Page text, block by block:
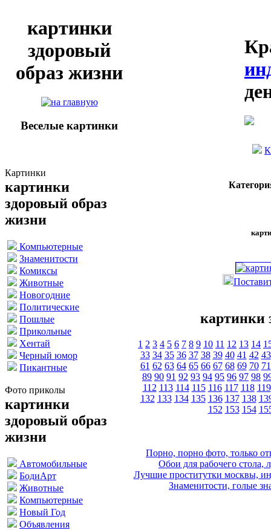
картинки
здоровый
образ жизни
Веселые картинки
Картинки
картинки
здоровый образ
жизни
Компьютерные
Знаменитости
Комиксы
Животные
Новогодние
Политические
Пошлые
Прикольные
Хентай
Черный юмор
Пикантные
Фото приколы
картинки
здоровый образ
жизни
Автомобильные
БодиАрт
Животные
Компьютерные
Новый Год
Объявления
картинки
1 2 3 4 5 6 7 8 9 10 11 12 13 14
33 34 35 36 37 38 39 40 41 42 43
61 62 63 64 65 66 67 68 69 70 71
89 90 91 92 93 94 95 96 97 98
112 113 114 115 116 117 118 119
132 133 134 135 136 137 138
152 153 154
Порно, порно фото, только
Обои для рабочего стола,
Лучшие проститутки москвы,
Знаменитости, голые